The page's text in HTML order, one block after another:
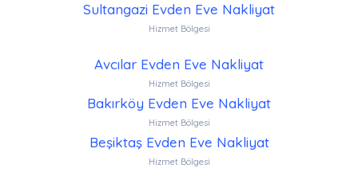
Sultangazi Evden Eve Nakliyat
Hizmet Bölgesi
Avcılar Evden Eve Nakliyat
Hizmet Bölgesi
Bakırköy Evden Eve Nakliyat
Hizmet Bölgesi
Beşiktaş Evden Eve Nakliyat
Hizmet Bölgesi